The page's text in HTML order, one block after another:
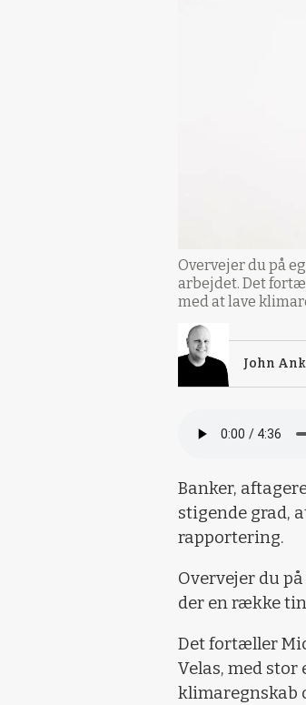
Overvejer du på
arbejdet. Det
med at lave
John
Banker,
stigende grad,
rapportering.
Overvejer du
der en række
Det fortæller
Velas, med
klimaregnskab